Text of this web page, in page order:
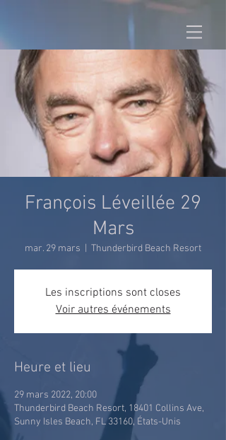
François Léveillée 29
Mars
mar. 29 mars Thunderbird Beach Resort
Les inscriptions sont closes
Voir autres événements
Heure et lieu
29 mars 2022, 20:00
Thunderbird Beach Resort, 18401 Collins Ave,
Sunny Isles Beach, FL 33160, États-Unis